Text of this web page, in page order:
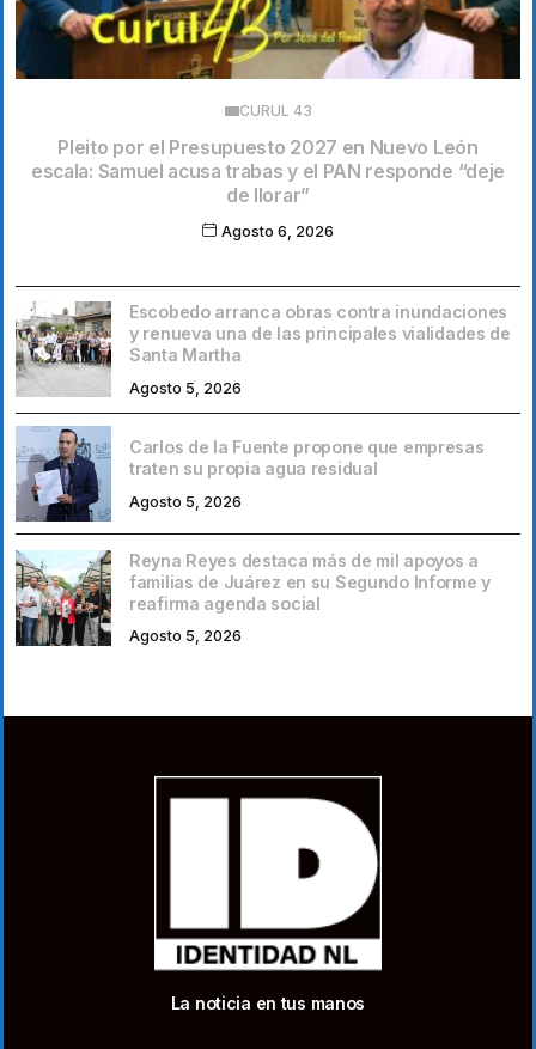
CURUL 43
Pleito por el Presupuesto 2027 en Nuevo León
escala: Samuel acusa trabas y el PAN responde “deje
de llorar”
Agosto 6, 2026
Escobedo arranca obras contra inundaciones
y renueva una de las principales vialidades de
Santa Martha
Agosto 5, 2026
Carlos de la Fuente propone que empresas
traten su propia agua residual
Agosto 5, 2026
Reyna Reyes destaca más de mil apoyos a
familias de Juárez en su Segundo Informe y
reafirma agenda social
Agosto 5, 2026
La noticia en tus manos